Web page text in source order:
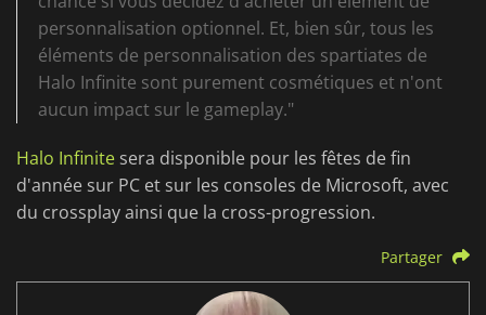
personnalisation optionnel. Et, bien sûr, tous les
éléments de personnalisation des spartiates de
Halo Infinite sont purement cosmétiques et n'ont
aucun impact sur le gameplay."
Halo Infinite sera disponible pour les fêtes de fin
d'année sur PC et sur les consoles de Microsoft, avec
du crossplay ainsi que la cross-progression.
Partager